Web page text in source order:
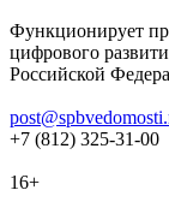
Функционирует
цифрового
Российской
+7 (812) 325-31-00
16+